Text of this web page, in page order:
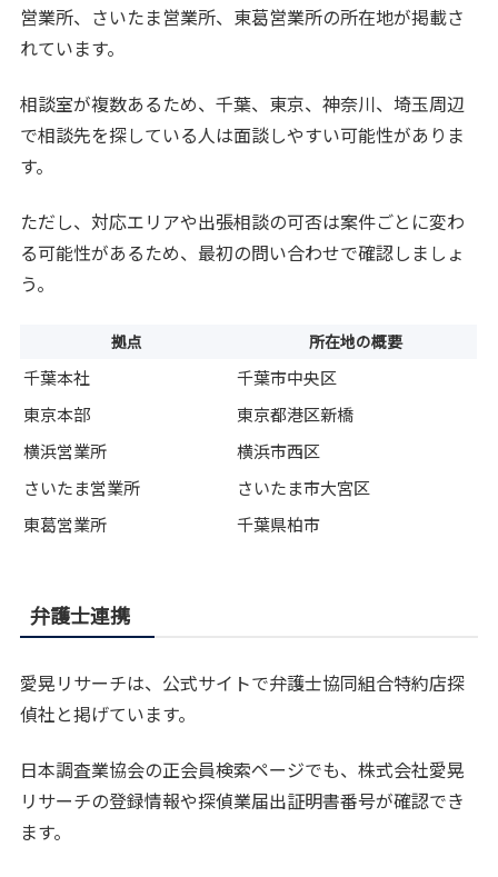
営業所、さいたま営業所、東葛営業所の所在地が掲載さ
れています。
相談室が複数あるため、千葉、東京、神奈川、埼玉周辺
で相談先を探している人は面談しやすい可能性がありま
す。
ただし、対応エリアや出張相談の可否は案件ごとに変わ
る可能性があるため、最初の問い合わせで確認しましょ
う。
拠点 所在地の概要
千葉本社
千葉市中央区
東京本部
東京都港区新橋
横浜営業所
横浜市西区
さいたま営業所
さいたま市大宮区
東葛営業所
千葉県柏市
弁護士連携
愛晃リサーチは、公式サイトで弁護士協同組合特約店探
偵社と掲げています。
日本調査業協会の正会員検索ページでも、株式会社愛晃
リサーチの登録情報や探偵業届出証明書番号が確認でき
ます。